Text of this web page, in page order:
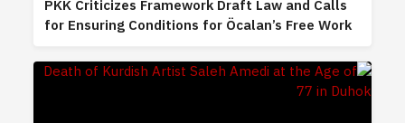
PKK Criticizes Framework Draft Law and Calls
for Ensuring Conditions for Öcalan’s Free Work